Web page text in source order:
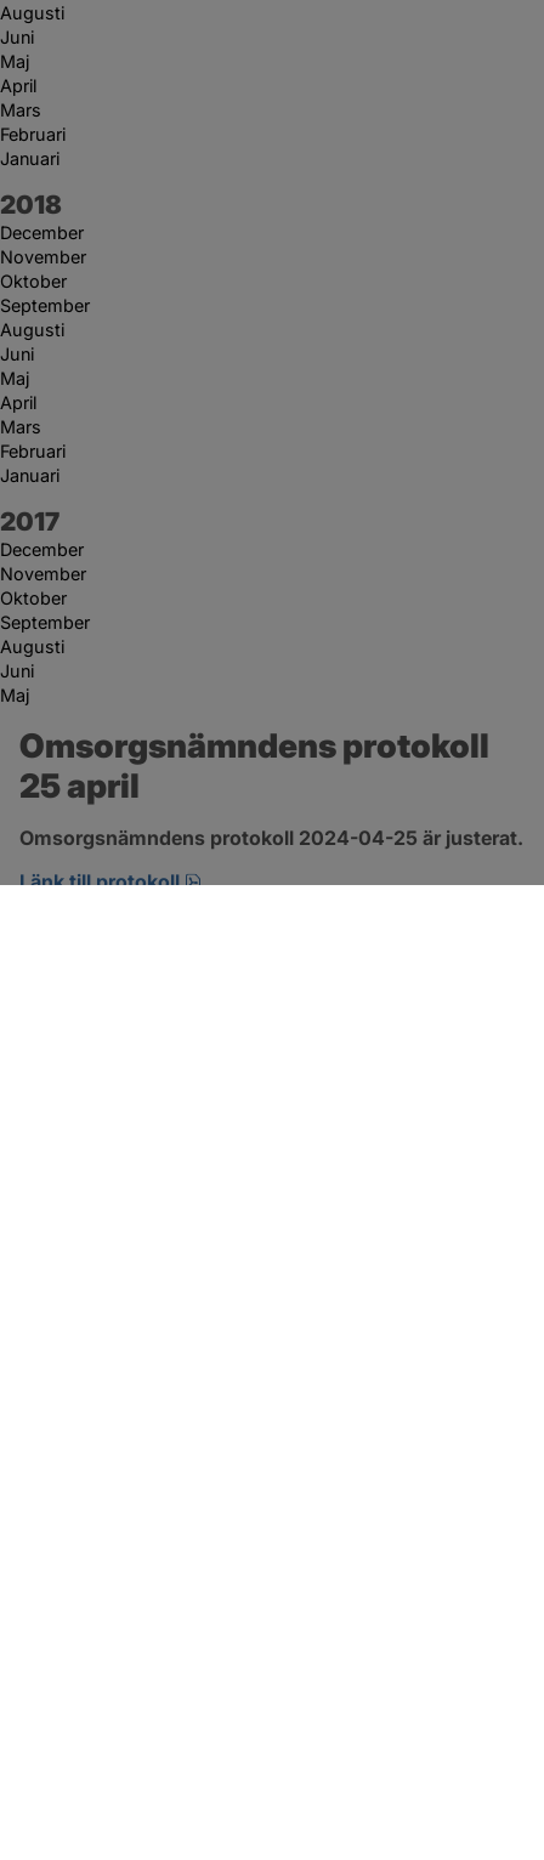
Augusti
Juni
Maj
April
Mars
Februari
Januari
År:
2018
December
November
Oktober
September
Augusti
Juni
Maj
April
Mars
Februari
Januari
År:
2017
December
November
Oktober
September
Augusti
Juni
Maj
Omsorgsnämndens protokoll
25 april
Omsorgsnämndens protokoll 2024-04-25 är justerat.
Länk till protokoll
pdf, 222.9 kB, öppnas i nytt fönster.